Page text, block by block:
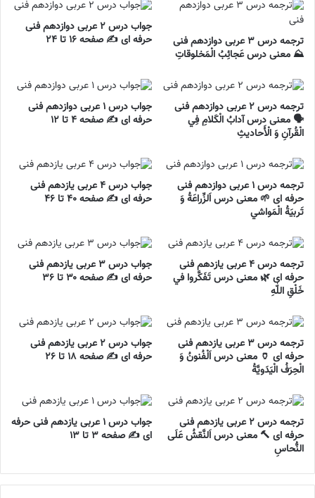
ترجمه درس ۳ عربی دوازدهم فنی
⛰️ معنی درس عَجائِبُ الْمَخلوقاتِ
جواب درس ۲ عربی دوازدهم فنی
حرفه ای ✍️ صفحه ۱۶ تا ۲۴
ترجمه درس ۲ عربی دوازدهم فنی
🗣️ معنی درس آدابُ الْکَلامِ فِي
الْقُرآنِ وَ الْأَحاديثِ
جواب درس ۱ عربی دوازدهم فنی
حرفه ای ✍️ صفحه ۴ تا ۱۲
ترجمه درس ۱ عربی دوازدهم فنی
حرفه ای 🌱 معنی درس اَلزِّراعَةُ وَ
تَربيَةُ الْمَواشي
جواب درس ۴ عربی یازدهم فنی
حرفه ای ✍️ صفحه ۴۰ تا ۴۶
ترجمه درس ۴ عربی یازدهم فنی
حرفه ای 🌿 معنی درس تَفَکَّروا في
خَلْقِ اللّٰهِ
جواب درس ۳ عربی یازدهم فنی
حرفه ای ✍️ صفحه ۳۰ تا ۳۶
ترجمه درس ۳ عربی یازدهم فنی
حرفه ای 🏺 معنی درس اَلْفُنونُ وَ
الْحِرَفُ الْيَدَويَّةُ
جواب درس ۲ عربی یازدهم فنی
حرفه ای ✍️ صفحه ۱۸ تا ۲۶
ترجمه درس ۲ عربی یازدهم فنی
حرفه ای 🔨 معنی درس اَلنَّقشُ عَلَی
النُّحاسِ
جواب درس ۱ عربی یازدهم فنی حرفه
ای ✍️ صفحه ۳ تا ۱۳